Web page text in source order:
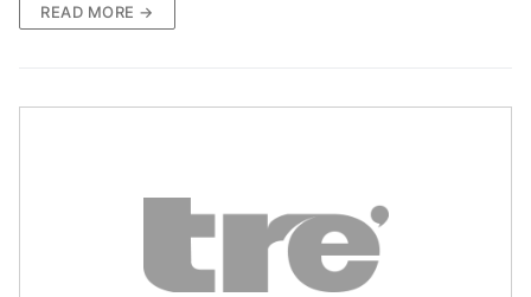
READ MORE →